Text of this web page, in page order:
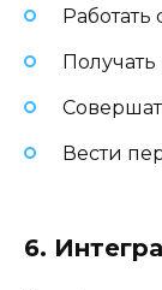
Работать
Вести
6.